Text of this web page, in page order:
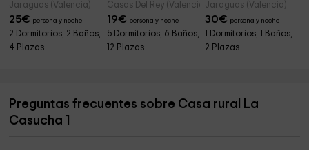
Jaraguas (Valencia)
25€ persona y noche
2 Dormitorios, 2 Baños,
4 Plazas
Casas Del Rey (Valencia)
19€ persona y noche
5 Dormitorios, 6 Baños,
12 Plazas
Jaraguas (Valencia)
30€ persona y noche
1 Dormitorios, 1 Baños,
2 Plazas
Preguntas frecuentes sobre Casa rural La
Casucha 1